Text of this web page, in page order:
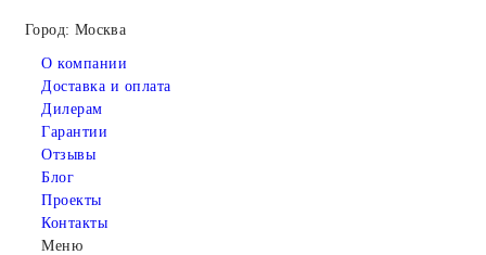
Город: Москва
О компании
Доставка и оплата
Дилерам
Гарантии
Отзывы
Блог
Проекты
Контакты
Меню